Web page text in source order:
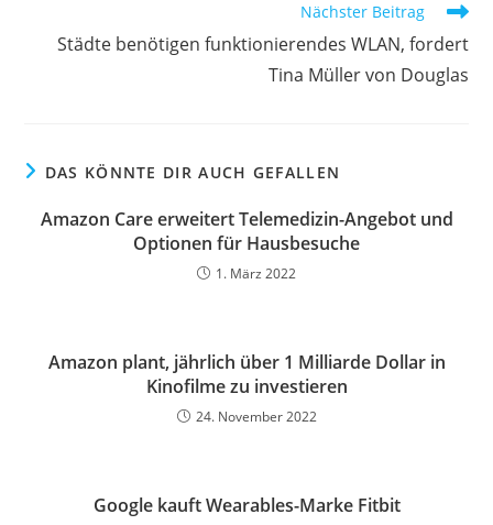
Nächster Beitrag
Städte benötigen funktionierendes WLAN, fordert
Tina Müller von Douglas
DAS KÖNNTE DIR AUCH GEFALLEN
Amazon Care erweitert Telemedizin-Angebot und
Optionen für Hausbesuche
1. März 2022
Amazon plant, jährlich über 1 Milliarde Dollar in
Kinofilme zu investieren
24. November 2022
Google kauft Wearables-Marke Fitbit